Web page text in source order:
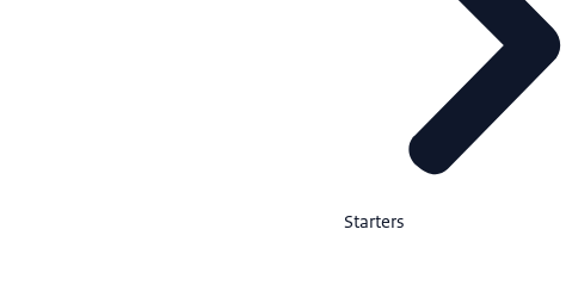
Starters